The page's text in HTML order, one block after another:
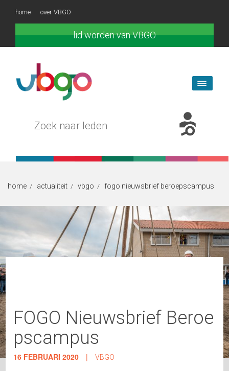
home over VBGO
lid worden van VBGO
home / actualiteit / vbgo / fogo nieuwsbrief beroepscampus
FOGO Nieuwsbrief Beroe
pscampus
16 FEBRUARI 2020 | VBGO